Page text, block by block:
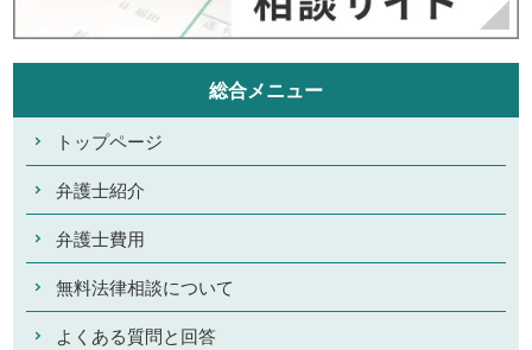
総合メニュー
トップページ
弁護士紹介
弁護士費用
無料法律相談について
よくある質問と回答